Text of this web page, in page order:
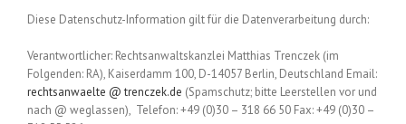
Diese Datenschutz-Information gilt für die Datenverarbeitung durch:
Verantwortlicher: Rechtsanwaltskanzlei Matthias Trenczek (im
Folgenden: RA), Kaiserdamm 100, D-14057 Berlin, Deutschland Email:
rechtsanwaelte @ trenczek.de (Spamschutz; bitte Leerstellen vor und
nach @ weglassen), Telefon: +49 (0)30 – 318 66 50 Fax: +49 (0)30 –